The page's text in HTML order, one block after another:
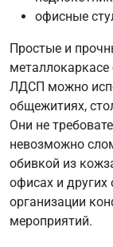
офисные
Простые и
ЛДСП можно
общежитиях,
Они не
невозможно
обивкой из
офисах и других
организации
мероприятий.